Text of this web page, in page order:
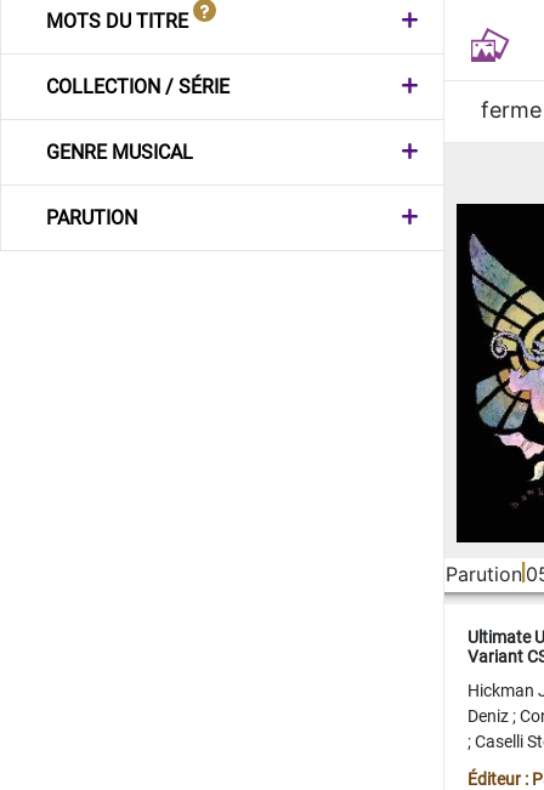
MOTS DU TITRE
COLLECTION / SÉRIE
GENRE MUSICAL
PARUTION
ferme
Parution
Ultimate
Variant
Hickman
Deniz;
;Caselli
Juan
Éditeur :